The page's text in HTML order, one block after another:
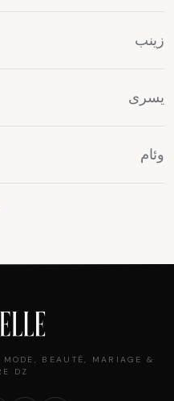
زينب
يسرى
وئام
BEAUTÉ, MARIAGE &
DZ